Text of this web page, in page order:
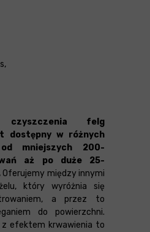
felg
dostępny w różnych
od mniejszych 200-
aż po duże 25-
Oferujemy między innymi
który wyróżnia się
a przez to
do powierzchni.
z efektem krwawienia to